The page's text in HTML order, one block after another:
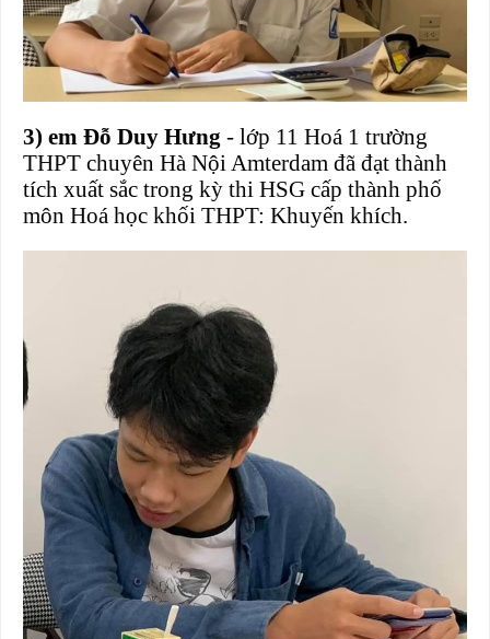
3) em Đỗ Duy Hưng - lớp 11 Hoá 1 trường
THPT chuyên Hà Nội Amterdam đã đạt thành
tích xuất sắc trong kỳ thi HSG cấp thành phố
môn Hoá học khối THPT: Khuyến khích.